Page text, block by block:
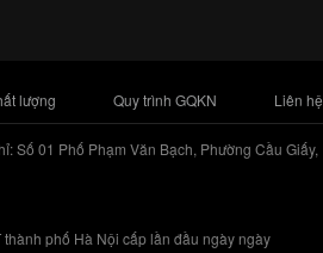
lượng Quy trình GQKN Liên hệ
Số 01 Phố Phạm Văn Bạch, Phường Cầu Giấy,
phố Hà Nội cấp lần đầu ngày ngày